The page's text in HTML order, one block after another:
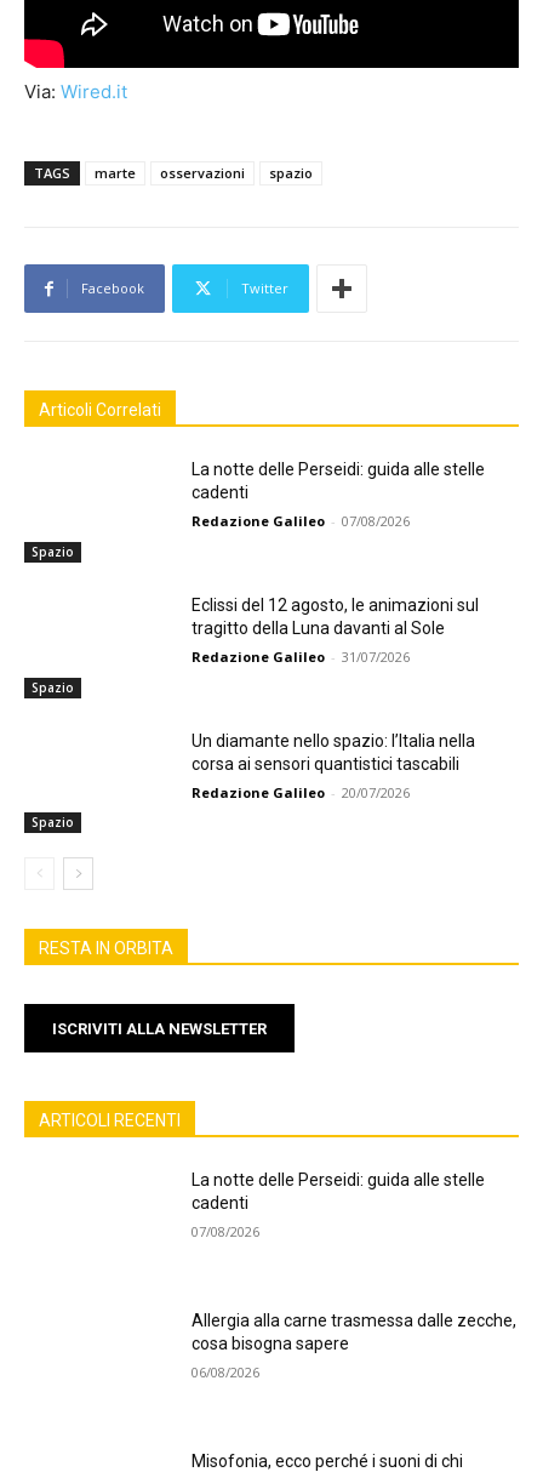
Via: Wired.it
TAGS marte osservazioni spazio
Facebook Twitter
Articoli Correlati
Spazio
La notte delle Perseidi: guida alle stelle
cadenti
Redazione Galileo - 07/08/2026
Spazio
Eclissi del 12 agosto, le animazioni sul
tragitto della Luna davanti al Sole
Redazione Galileo - 31/07/2026
Spazio
Un diamante nello spazio: l’Italia nella
corsa ai sensori quantistici tascabili
Redazione Galileo - 20/07/2026
RESTA IN ORBITA
ISCRIVITI ALLA NEWSLETTER
ARTICOLI RECENTI
La notte delle Perseidi: guida alle stelle
cadenti
07/08/2026
Allergia alla carne trasmessa dalle zecche,
cosa bisogna sapere
06/08/2026
Misofonia, ecco perché i suoni di chi